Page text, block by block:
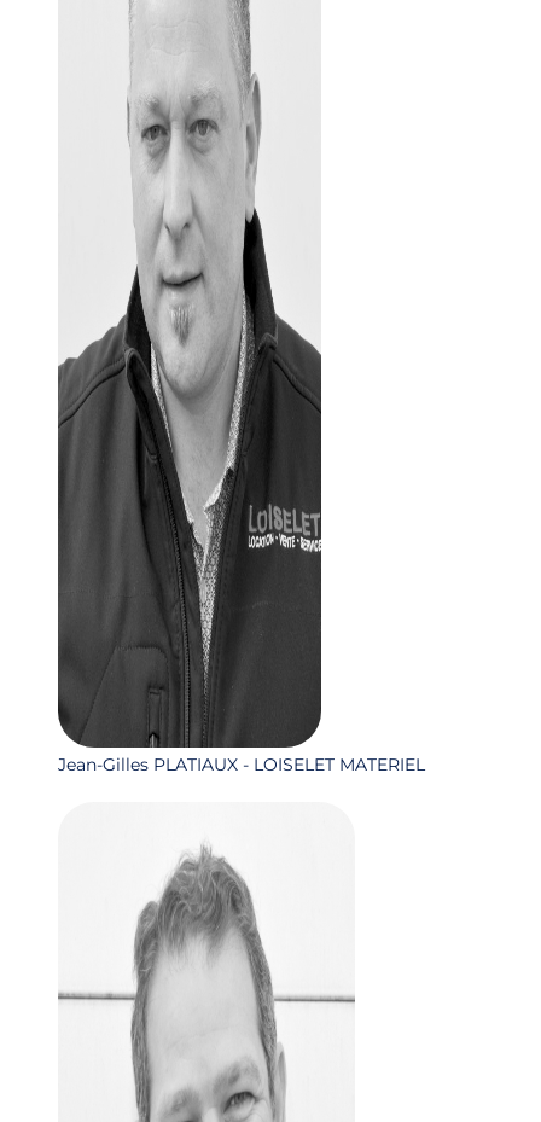
Jean-Gilles PLATIAUX - LOISELET MATERIEL